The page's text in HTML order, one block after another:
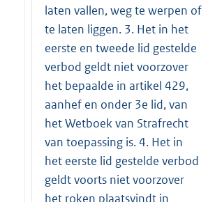
laten vallen, weg te werpen of
te laten liggen. 3. Het in het
eerste en tweede lid gestelde
verbod geldt niet voorzover
het bepaalde in artikel 429,
aanhef en onder 3e lid, van
het Wetboek van Strafrecht
van toepassing is. 4. Het in
het eerste lid gestelde verbod
geldt voorts niet voorzover
het roken plaatsvindt in